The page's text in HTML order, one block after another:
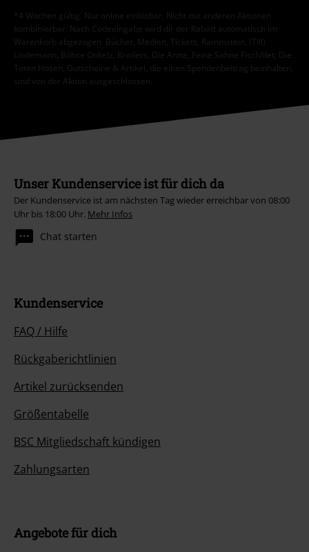
*4 Wochen gültig. Nur online einlösbar. Nicht mit anderen Aktionen
kombinierbar. Nach Codeeingabe wird dir der Rabatt automatisch im
Warenkorb abgezogen. Bücher, Medien, Tickets, Rammstein, (Till)
Lindemann, Böhse Onkelz, Broilers, Die Ärzte, Feine Sahne Fischfilet, Die
Toten Hosen, Gutscheine & Artikel, die einen Spendenbeitrag beinhalten,
sind von der Aktion ausgeschlossen.
Unser Kundenservice ist für dich da
Der Kundenservice ist am nächsten Tag wieder erreichbar von 08:00
Uhr bis 18:00 Uhr. Mehr Infos
Chat starten
Kundenservice
FAQ / Hilfe
Rückgaberichtlinien
Artikel zurücksenden
Größentabelle
BSC Mitgliedschaft kündigen
Zahlungsarten
Angebote für dich